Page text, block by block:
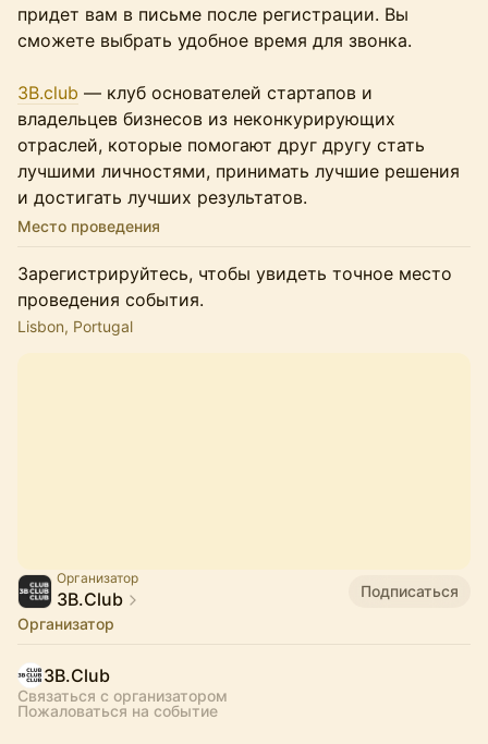
придет вам в письме после регистрации. Вы
сможете выбрать удобное время для звонка.
3B.club — клуб основателей стартапов и
владельцев бизнесов из неконкурирующих
отраслей, которые помогают друг другу стать
лучшими личностями, принимать лучшие решения
и достигать лучших результатов.
Место проведения
Зарегистрируйтесь, чтобы увидеть точное место
проведения события.
Lisbon, Portugal
Организатор
3B.Club
Подписаться
Организатор
3B.Club
Связаться с организатором
Пожаловаться на событие